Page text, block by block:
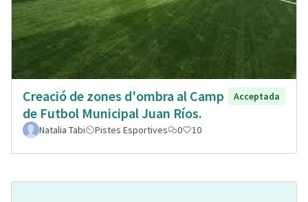
Creació de zones d'ombra al Camp
de Futbol Municipal Juan Ríos.
Acceptada
Natalia Tabi Pistes Esportives 0 10